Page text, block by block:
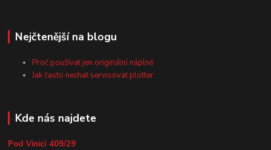
Nejčtenější na blogu
Proč používat jen originální náplně
Jak často nechat servisovat plotter
Kde nás najdete
Pod Vinicí 409/29